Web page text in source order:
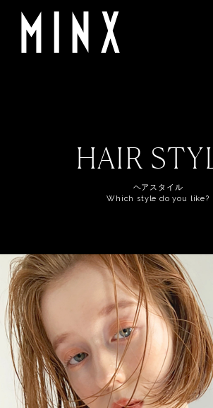
HAIR
ヘアスタイル
Which style do you like?